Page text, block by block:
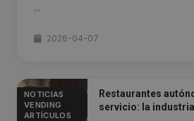
...
2026-04-07
NOTICIAS
VENDING
ARTÍCULOS
Restaurantes
servicio: la